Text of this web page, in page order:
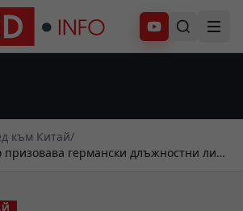
Абонирай се
към Китай/
призовава германски длъжностни лица